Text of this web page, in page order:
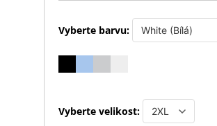
Vyberte barvu:
Vyberte velikost: